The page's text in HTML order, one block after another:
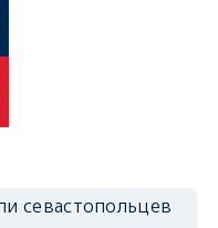
севастопольцев